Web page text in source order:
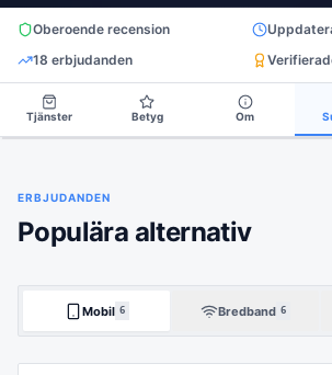
Oberoende recension
18 erbjudanden
Tjänster Betyg Om
ERBJUDANDEN
Populära alternativ
Mobil 6 Bredband 6